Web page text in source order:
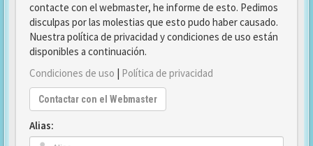
contacte con el webmaster, he informe de esto. Pedimos
disculpas por las molestias que esto pudo haber causado.
Nuestra política de privacidad y condiciones de uso están
disponibles a continuación.
Condiciones de uso | Política de privacidad
Contactar con el Webmaster
Alias: